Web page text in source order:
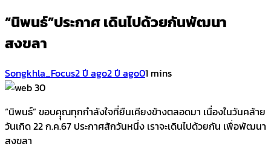
“นิพนธ์”ประกาศ เดินไปด้วยกันพัฒนา
สงขลา
Songkhla_Focus2 ปี ago2 ปี ago01 mins
“นิพนธ์” ขอบคุุณทุกกำลังใจที่ยืนเคียงข้างตลอดมา เนื่องในวันคล้าย
วันเกิด 22 ก.ค.67 ประกาศสักวันหนึ่ง เราจะเดินไปด้วยกัน เพื่อพัฒนา
สงขลา